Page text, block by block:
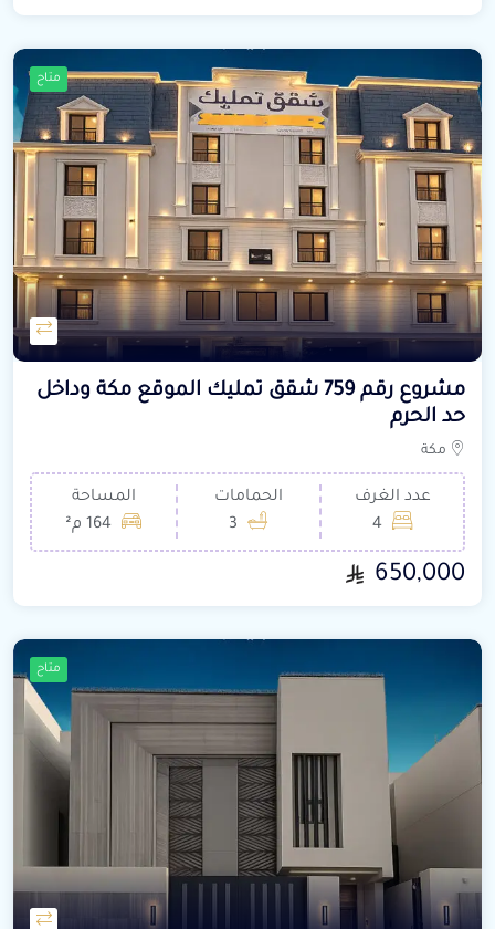
متاح
مشروع رقم 759 شقق تمليك الموقع مكة وداخل
حد الحرم
مكة
عدد الغرف
4
الحمامات
3
المساحة
164 م²
650,000
متاح